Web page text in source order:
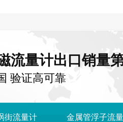
流量计出口销量
验证高可靠
街流量计 金属管浮子流